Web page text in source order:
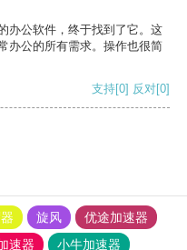
办公软件，终于找到了它。这
办公的所有需求。操作也很简
支持[0] 反对[0]
旋风
优途加速器
速器 小牛加速器